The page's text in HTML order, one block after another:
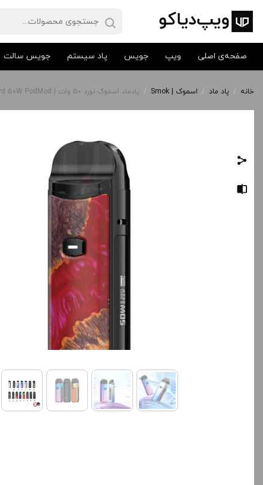
صفحه‌ی اصلی ویپ جویس پاد سیستم جویس سالت
خانه / پاد ماد / اسموک | Smok / پادماد اسموک نورد 50 وات | Smok Nord 50W PodMod